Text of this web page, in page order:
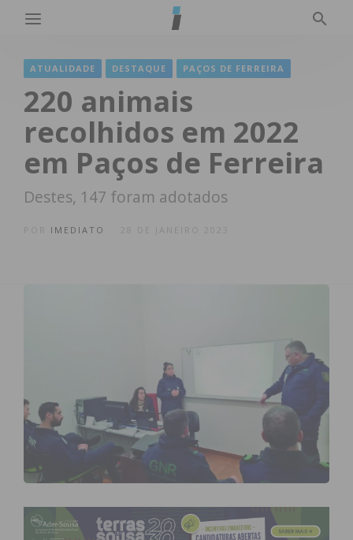
ATUALIDADE DESTAQUE PAÇOS DE FERREIRA
220 animais
recolhidos em 2022
em Paços de Ferreira
Destes, 147 foram adotados
IMEDIATO 28 DE JANEIRO 2023